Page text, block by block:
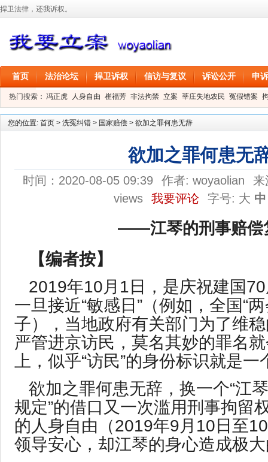
捍卫法律，还我诉权。
首页 法治论坛 捍卫诉权 信访与复议 诉讼公开 申
热门搜索： 冯正虎 人身自由 崔福芳 非法拘禁 立案 莘庄失地农民 冤假错案
叶剑 刑事拘留 信息公开 叶桂香
您的位置: 首页 > 洗冤纠错 > 国家赔偿 > 欲加之罪何患无辞
欲加之罪何患无
时间：2020-08-05 09:39 作者: woyaolian
views
我要评论 字号: 大 中
——江琴的刑事赔偿
【编者按】
2019年10月1日，是庆祝建国
一旦接近“敏感日”（例如，全国“
子），当地政府有关部门为了维
严管进京访民，莫名其妙的罪名
上，似乎“访民”的身份标识就是一
欲加之罪何患无辞，换一个“江
规定”的借口又一次滥用刑事拘留
的人身自由（2019年9月10日至
领导安心，却江琴的身心造成极